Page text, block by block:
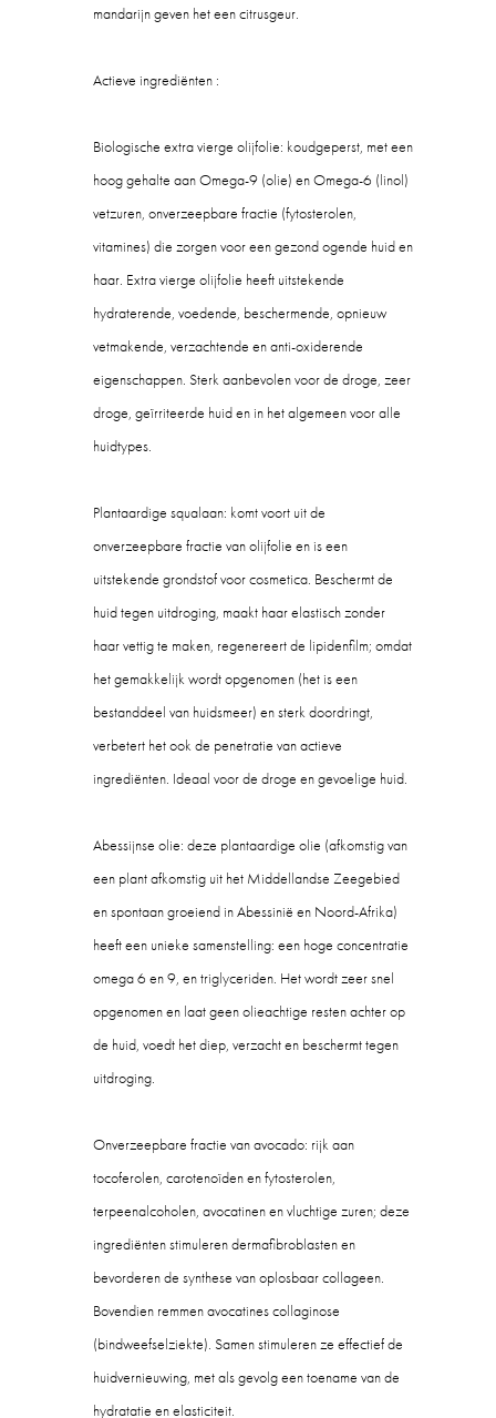
mandarijn geven het een citrusgeur.
Actieve ingrediënten :
Biologische extra vierge olijfolie: koudgeperst, met een
hoog gehalte aan Omega-9 (olie) en Omega-6 (linol)
vetzuren, onverzeepbare fractie (fytosterolen,
vitamines) die zorgen voor een gezond ogende huid en
haar. Extra vierge olijfolie heeft uitstekende
hydraterende, voedende, beschermende, opnieuw
vetmakende, verzachtende en anti-oxiderende
eigenschappen. Sterk aanbevolen voor de droge, zeer
droge, geïrriteerde huid en in het algemeen voor alle
huidtypes.
Plantaardige squalaan: komt voort uit de
onverzeepbare fractie van olijfolie en is een
uitstekende grondstof voor cosmetica. Beschermt de
huid tegen uitdroging, maakt haar elastisch zonder
haar vettig te maken, regenereert de lipidenfilm; omdat
het gemakkelijk wordt opgenomen (het is een
bestanddeel van huidsmeer) en sterk doordringt,
verbetert het ook de penetratie van actieve
ingrediënten. Ideaal voor de droge en gevoelige huid.
Abessijnse olie: deze plantaardige olie (afkomstig van
een plant afkomstig uit het Middellandse Zeegebied
en spontaan groeiend in Abessinië en Noord-Afrika)
heeft een unieke samenstelling: een hoge concentratie
omega 6 en 9, en triglyceriden. Het wordt zeer snel
opgenomen en laat geen olieachtige resten achter op
de huid, voedt het diep, verzacht en beschermt tegen
uitdroging.
Onverzeepbare fractie van avocado: rijk aan
tocoferolen, carotenoïden en fytosterolen,
terpeenalcoholen, avocatinen en vluchtige zuren; deze
ingrediënten stimuleren dermafibroblasten en
bevorderen de synthese van oplosbaar collageen.
Bovendien remmen avocatines collaginose
(bindweefselziekte). Samen stimuleren ze effectief de
huidvernieuwing, met als gevolg een toename van de
hydratatie en elasticiteit.